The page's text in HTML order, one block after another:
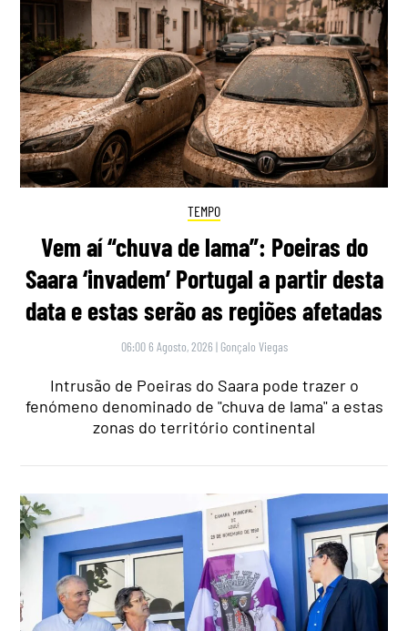
TEMPO
Vem aí “chuva de lama”: Poeiras do
Saara ‘invadem’ Portugal a partir desta
data e estas serão as regiões afetadas
06:00 6 Agosto, 2026 | Gonçalo Viegas
Intrusão de Poeiras do Saara pode trazer o
fenómeno denominado de "chuva de lama" a estas
zonas do território continental